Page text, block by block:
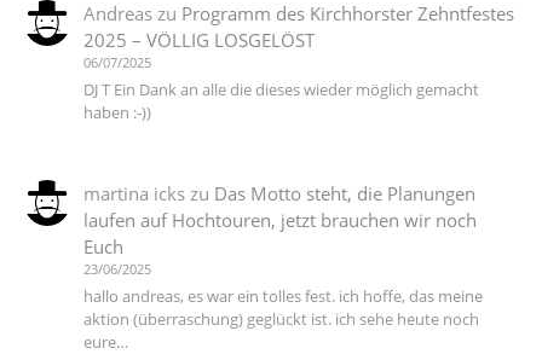
Andreaszu Programm des Kirchhorster Zehntfestes
2025 – VÖLLIG LOSGELÖST
06/07/2025
DJ T Ein Dank an alle die dieses wieder möglich gemacht
haben :-))
martina ickszu Das Motto steht, die Planungen
laufen auf Hochtouren, jetzt brauchen wir noch
Euch
23/06/2025
hallo andreas, es war ein tolles fest. ich hoffe, das meine
aktion (überraschung) geglückt ist. ich sehe heute noch
eure…